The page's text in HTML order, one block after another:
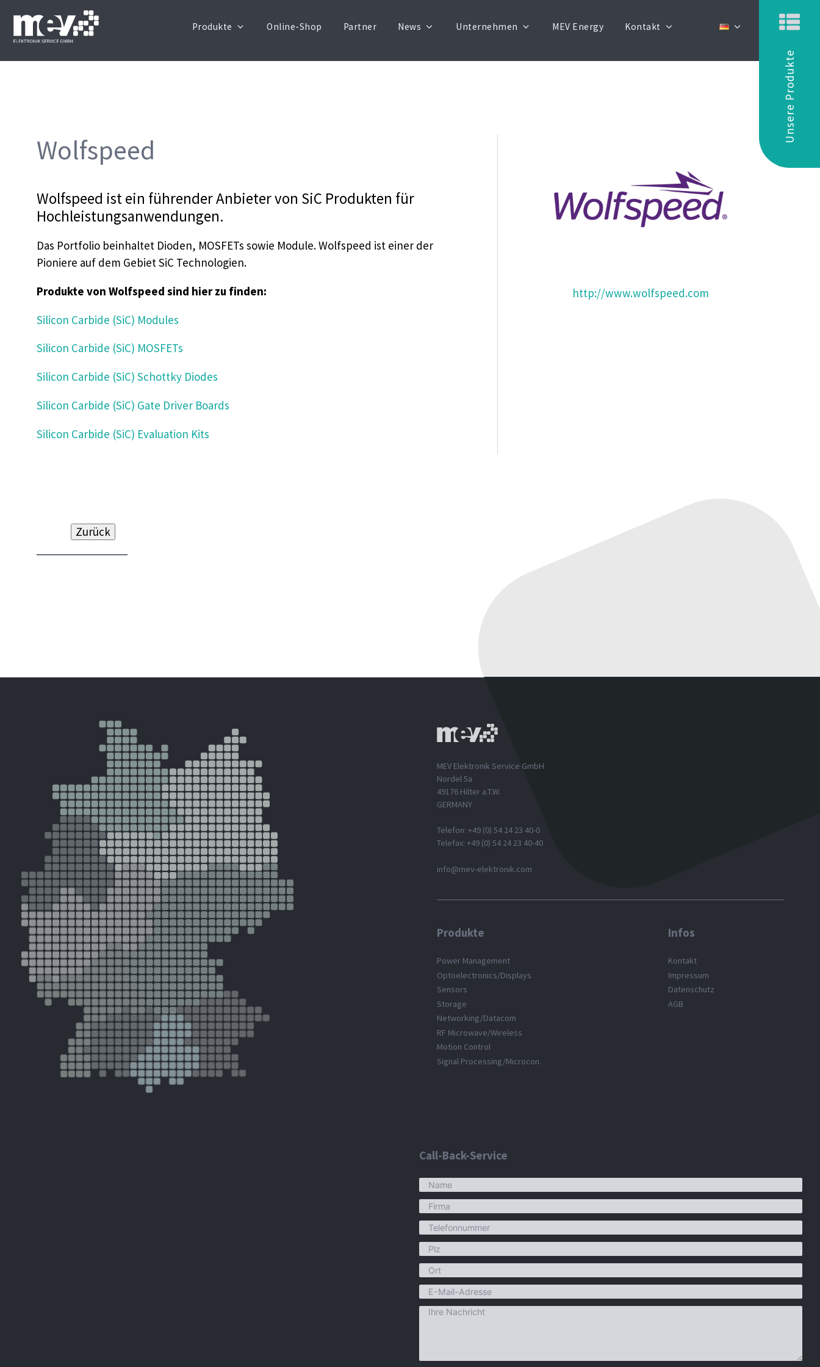
Produkte Online-Shop Partner News Unternehmen MEV Energy Kontakt
Unsere Produkte
Wolfspeed
Wolfspeed ist ein führender Anbieter von SiC Produkten für
Hochleistungsanwendungen.
Das Portfolio beinhaltet Dioden, MOSFETs sowie Module. Wolfspeed ist einer der
Pioniere auf dem Gebiet SiC Technologien.
Produkte von Wolfspeed sind hier zu finden:
Silicon Carbide (SiC) Modules
Silicon Carbide (SiC) MOSFETs
Silicon Carbide (SiC) Schottky Diodes
Silicon Carbide (SiC) Gate Driver Boards
Silicon Carbide (SiC) Evaluation Kits
http://www.wolfspeed.com
Zurück
MEV Elektronik Service GmbH
Nordel 5a
49176 Hilter a.T.W.
GERMANY
Telefon: +49 (0) 54 24 23 40-0
Telefax: +49 (0) 54 24 23 40-40
info@mev-elektronik.com
Produkte
Power Management
Optoelectronics/Displays
Sensors
Storage
Networking/Datacom
RF Microwave/Wireless
Motion Control
Signal Processing/Microcon.
Infos
Kontakt
Impressum
Datenschutz
AGB
Call-Back-Service